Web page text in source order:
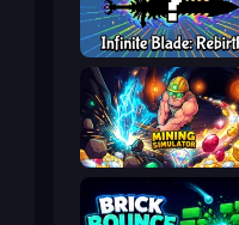
Infinite Blade: Rebirth
Mining Simulator